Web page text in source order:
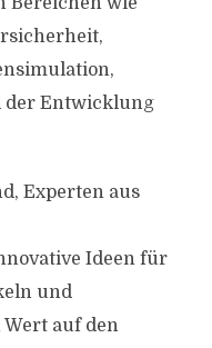
der Entwicklung
Experten aus
Ideen für
und
auf den